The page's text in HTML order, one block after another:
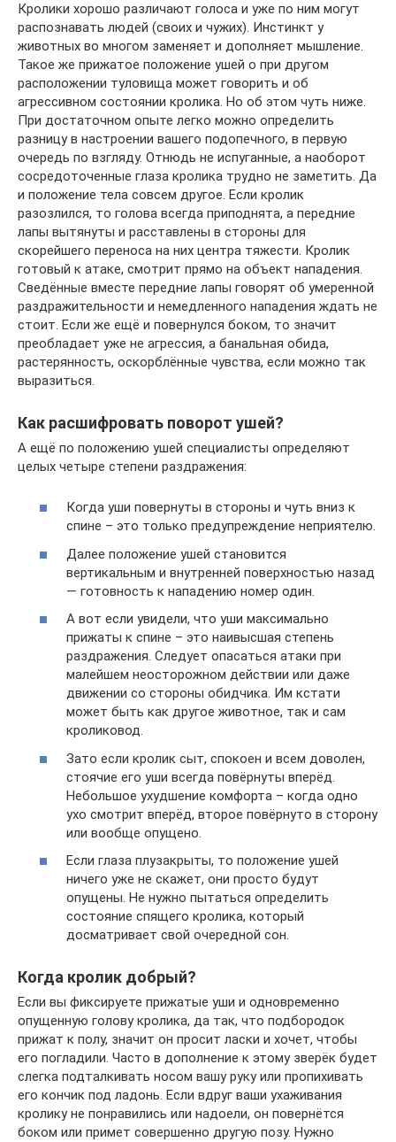
Кролики хорошо различают голоса и уже по ним могут
распознавать людей (своих и чужих). Инстинкт у
животных во многом заменяет и дополняет мышление.
Такое же прижатое положение ушей о при другом
расположении туловища может говорить и об
агрессивном состоянии кролика. Но об этом чуть ниже.
При достаточном опыте легко можно определить
разницу в настроении вашего подопечного, в первую
очередь по взгляду. Отнюдь не испуганные, а наоборот
сосредоточенные глаза кролика трудно не заметить. Да
и положение тела совсем другое. Если кролик
разозлился, то голова всегда приподнята, а передние
лапы вытянуты и расставлены в стороны для
скорейшего переноса на них центра тяжести. Кролик
готовый к атаке, смотрит прямо на объект нападения.
Сведённые вместе передние лапы говорят об умеренной
раздражительности и немедленного нападения ждать не
стоит. Если же ещё и повернулся боком, то значит
преобладает уже не агрессия, а банальная обида,
растерянность, оскорблённые чувства, если можно так
выразиться.
Как расшифровать поворот ушей?
А ещё по положению ушей специалисты определяют
целых четыре сте­пе­ни раз­дра­же­ния:
Когда уши повернуты в стороны и чуть вниз к
спине – это только предупреждение неприятелю.
Далее положение ушей становится
вертикальным и внутренней поверхностью назад
— готовность к нападению номер один.
А вот если увидели, что уши максимально
прижаты к спине – это наивысшая степень
раздражения. Следует опасаться атаки при
малейшем неосторожном действии или даже
движении со стороны обидчика. Им кстати
может быть как другое животное, так и сам
кроликовод.
Зато если кролик сыт, спокоен и всем доволен,
стоячие его уши всегда повёрнуты вперёд.
Небольшое ухудшение комфорта – когда одно
ухо смотрит вперёд, второе повёрнуто в сторону
или вообще опущено.
Если глаза плузакрыты, то положение ушей
ничего уже не скажет, они просто будут
опущены. Не нужно пытаться определить
состояние спящего кролика, который
досматривает свой очередной сон.
Когда кролик добрый?
Если вы фиксируете прижатые уши и одновременно
опущенную голову кролика, да так, что подбородок
прижат к полу, значит он просит ласки и хочет, чтобы
его погладили. Часто в дополнение к этому зверёк будет
слегка подталкивать носом вашу руку или пропихивать
его кончик под ладонь. Если вдруг ваши ухаживания
кролику не понравились или надоели, он повернётся
боком или примет совершенно другую позу. Нужно